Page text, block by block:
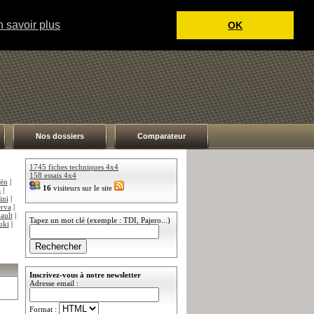
savoir plus OK
Nos dossiers Comparateur
|
|
|
|
|
|
1745 fiches techniques 4x4
158 essais 4x4
16 visiteurs sur le site
Tapez un mot clé (exemple : TDI, Pajero...)
Inscrivez-vous à notre newsletter
Adresse email :
Format :